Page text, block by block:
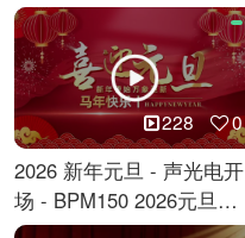
228 0
2026 新年元旦 - 声光电开
场 - BPM150 2026元旦跨
年倒计时